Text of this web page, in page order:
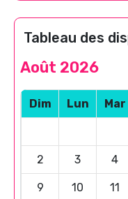
Tableau des
Août 2026
Dim Lun Mar
2 3 4
9 10 11